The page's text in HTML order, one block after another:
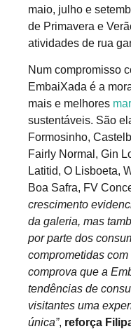
maio, julho e
de Primavera e
atividades de rua
Num compromisso
EmbaiXada é a
mais e melhores
sustentáveis. São
Formosinho,
Fairly Normal, Gin
Latitid, O Lisboeta,
Boa Safra, FV
crescimento
da galeria, mas
por parte dos
comprometidas
comprova que a
tendências de
visitantes uma
única”, reforça